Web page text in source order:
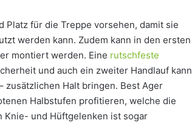
Platz für die Treppe vorsehen, damit sie
werden kann. Zudem kann in den ersten
montiert werden. Eine rutschfeste
und auch ein zweiter Handlauf kann
Halt bringen. Best Ager
Halbstufen profitieren, welche die
Knie- und Hüftgelenken ist sogar